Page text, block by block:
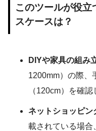
このツールが役立
スケースは？
DIYや家具の組み
1200mm）の際、
（120cm）を確認
ネットショッピン
載されている場合